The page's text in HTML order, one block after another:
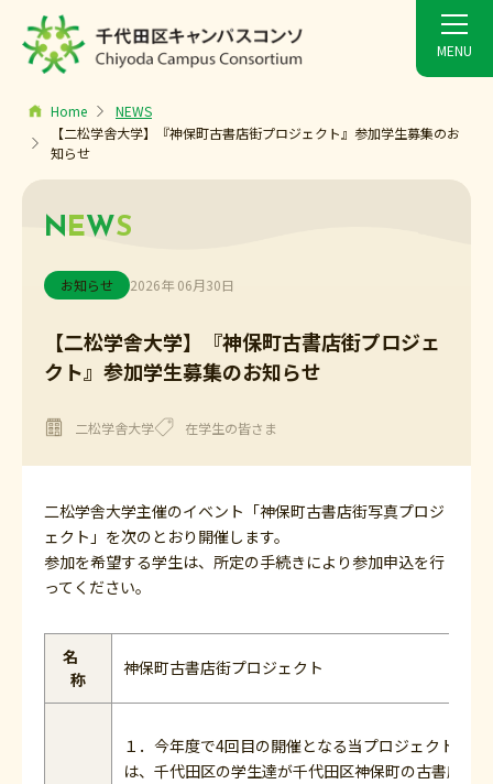
Home
NEWS
【二松学舎大学】『神保町古書店街プロジェクト』参加学生募集のお
知らせ
NEWS
お知らせ 2026年 06月30日
【二松学舎大学】『神保町古書店街プロジェ
クト』参加学生募集のお知らせ
二松学舎大学 在学生の皆さま
二松学舎大学主催のイベント「神保町古書店街写真プロジ
ェクト」を次のとおり開催します。
参加を希望する学生は、所定の手続きにより参加申込を行
ってください。
名
称
神保町古書店街プロジェクト
１．今年度で4回目の開催となる当プロジェクト
は、千代田区の学生達が千代田区神保町の古書店